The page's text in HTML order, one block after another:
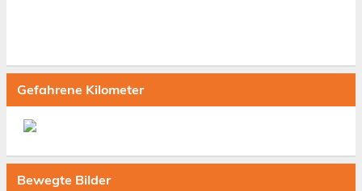
Gefahrene Kilometer
Bewegte Bilder